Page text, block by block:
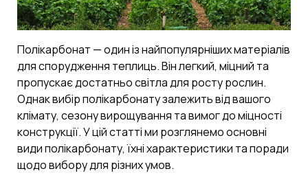
Полікарбонат — один із найпопулярніших матеріалів
для спорудження теплиць. Він легкий, міцний та
пропускає достатньо світла для росту рослин.
Однак вибір полікарбонату залежить від вашого
клімату, сезону вирощування та вимог до міцності
конструкції. У цій статті ми розглянемо основні
види полікарбонату, їхні характеристики та поради
щодо вибору для різних умов.